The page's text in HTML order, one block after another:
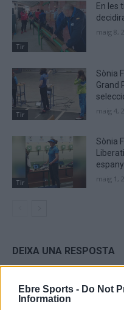
Ebre Sports - Do Not
Information
Tir
En les
maig 8,
Tir
Sònia
Grand
maig 4,
Tir
Sònia
maig 1,
DEIXA UNA RESPOSTA